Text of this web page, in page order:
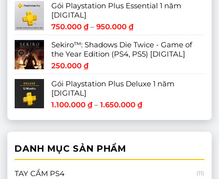
Gói Playstation Plus Essential 1 năm
[DIGITAL]
750.000 ₫ – 950.000 ₫Khoảng
từ
750.000 ₫
Sekiro™: Shadows Die Twice - Game of
the Year Edition (PS4, PS5) [DIGITAL]
250.000 ₫
Gói Playstation Plus Deluxe 1 năm
[DIGITAL]
1.100.000 ₫ – 1.650.000 ₫Khoảng
từ
1.100.000 ₫
DANH MỤC SẢN PHẨM
TAY CẦM PS4 (11)